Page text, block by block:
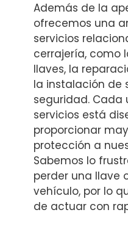
Además de la
ofrecemos una
servicios
cerrajería, como
llaves, la
la instalación de
seguridad. Cada
servicios está
proporcionar
protección a
Sabemos lo
perder una llave
vehículo, por lo
de actuar con